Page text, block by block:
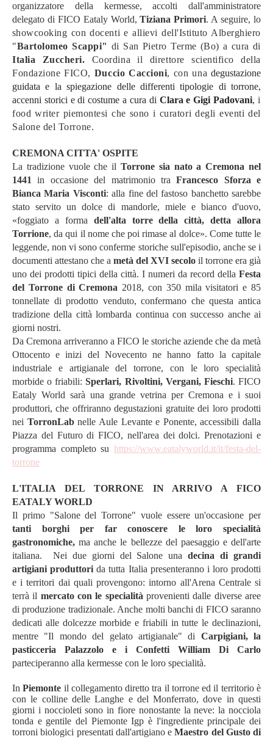
organizzatore della kermesse, accolti dall'amministratore
delegato di FICO Eataly World,Tiziana Primori. A seguire, lo
showcooking con docenti e allievi dell'Istituto Alberghiero
"Bartolomeo Scappi" di San Pietro Terme (Bo) a cura di
Italia Zuccheri. Coordina il direttore scientifico della
Fondazione FICO, Duccio Caccioni, con una degustazione
guidata e la spiegazione delle differenti tipologie di torrone,
accenni storici e di costume a cura di Clara e Gigi Padovani, i
food writer piemontesi che sono i curatori degli eventi del
Salone del Torrone.
CREMONA CITTA' OSPITE
La tradizione vuole che il Torrone sia nato a Cremona nel
1441
in occasione del matrimonio traFrancesco Sforza e
Bianca Maria Visconti: alla fine del fastoso banchetto sarebbe
stato servito un dolce di mandorle, miele e bianco d'uovo,
«foggiato a forma dell'alta torre della città, detta allora
Torrione, da qui il nome che poi rimase al dolce». Come tutte le
leggende, non vi sono conferme storiche sull'episodio, anche se i
documenti attestano che a metà del XVI secolo il torrone era già
uno dei prodotti tipici della città. I numeri da record della Festa
del Torrone di Cremona 2018, con 350 mila visitatori e 85
tonnellate di prodotto venduto, confermano che questa antica
tradizione della città lombarda continua con successo anche ai
giorni nostri.
Da Cremona arriveranno a FICO le storiche aziende che da metà
Ottocento e inizi del Novecento ne hanno fatto la capitale
industriale e artigianale del torrone, con le loro specialità
morbide o friabili:Sperlari, Rivoltini, Vergani, Fieschi. FICO
Eataly World sarà una grande vetrina per Cremona e i suoi
produttori, che offriranno degustazioni gratuite dei loro prodotti
nei TorronLabnelle Aule Levante e Ponente, accessibili dalla
Piazza del Futuro di FICO, nell'area dei dolci. Prenotazioni e
programma completo su https://www.eatalyworld.it/it/festa-del-
torrone
L'ITALIA DEL TORRONE IN ARRIVO A FICO
EATALY WORLD
Il primo "Salone del Torrone" vuole essere un'occasione per
tanti borghi per far conoscere le loro specialità
gastronomiche, ma anche le bellezze del paesaggio e dell'arte
italiana. Nei due giorni del Salone unadecina di grandi
artigiani produttori da tutta Italia presenteranno i loro prodotti
e i territori dai quali provengono: intorno all'Arena Centrale si
terrà il mercato con le specialità provenienti dalle diverse aree
di produzione tradizionale. Anche molti banchi di FICO saranno
dedicati alle dolcezze morbide e friabili in tutte le declinazioni,
mentre "Il mondo del gelato artigianale" di Carpigiani, la
pasticceria Palazzolo e i Confetti William Di Carlo
parteciperanno alla kermesse con le loro specialità.
InPiemonte il collegamento diretto tra il torrone ed il territorio è
con le colline delle Langhe e del Monferrato, dove in questi
giorni i noccioleti sono in fiore nonostante la neve: la nocciola
tonda e gentile del Piemonte Igp è l'ingrediente principale dei
torroni biologici presentati dall'artigiano eMaestro del Gusto di